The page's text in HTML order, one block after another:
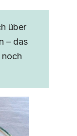
über
– das